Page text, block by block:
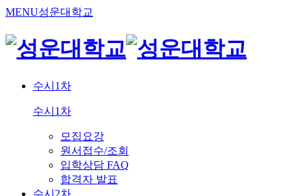
MENU성운대학교
수시1차
수시1차
모집요강
원서접수/조회
입학상담 FAQ
합격자 발표
수시2차